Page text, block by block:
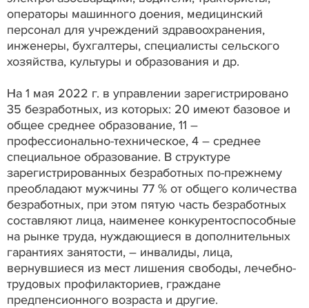
операторы машинного доения, медицинский
персонал для учреждений здравоохранения,
инженеры, бухгалтеры, специалисты сельского
хозяйства, культуры и образования и др.
На 1 мая 2022 г. в управлении зарегистрировано
35 безработных, из которых: 20 имеют базовое и
общее среднее образование, 11 –
профессионально-техническое, 4 – среднее
специальное образование. В структуре
зарегистрированных безработных по-прежнему
преобладают мужчины 77 % от общего количества
безработных, при этом пятую часть безработных
составляют лица, наименее конкурентоспособные
на рынке труда, нуждающиеся в дополнительных
гарантиях занятости, – инвалиды, лица,
вернувшиеся из мест лишения свободы, лечебно-
трудовых профилакториев, граждане
предпенсионного возраста и другие.